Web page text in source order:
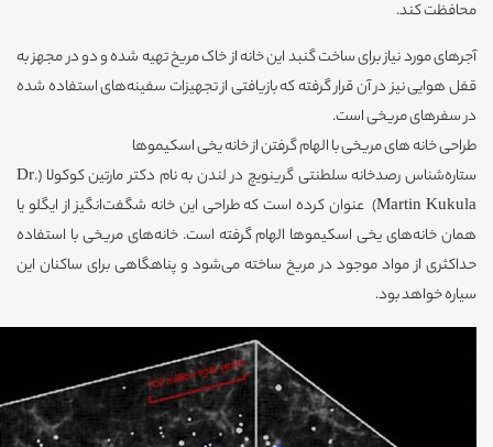
محافظت کند.
آجرهای مورد نیاز برای ساخت گنبد این خانه از خاک مریخ تهیه شده و دو در مجهز به
قفل هوایی نیز در آن قرار گرفته که بازیافتی از تجهیزات سفینه‌های استفاده شده
در سفرهای مریخی است.
طراحی خانه های مریخی با الهام گرفتن از خانه یخی اسکیموها
ستاره‌شناس رصدخانه سلطنتی گرینویچ در لندن به نام دکتر مارتین کوکولا (Dr.
Martin Kukula) عنوان کرده است که طراحی این خانه شگفت‌انگیز از ایگلو یا
همان خانه‌های یخی اسکیموها الهام گرفته است. خانه‌های مریخی با استفاده
حداکثری از مواد موجود در مریخ ساخته می‌شود و پناهگاهی برای ساکنان این
سیاره خواهد بود.